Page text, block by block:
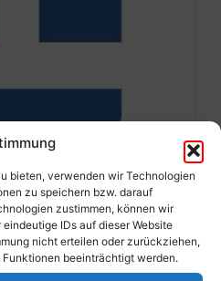
bieten, verwenden wir Technologien
zu speichern bzw. darauf
zustimmen, können wir
IDs auf dieser Website
nicht erteilen oder zurückziehen,
beeinträchtigt werden.
–
Verkehrsschilder
hinweisen, dass
im betroffenen